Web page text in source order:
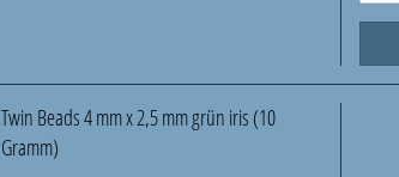
Twin Beads 4 mm x 2,5 mm grün iris (10
Gramm)